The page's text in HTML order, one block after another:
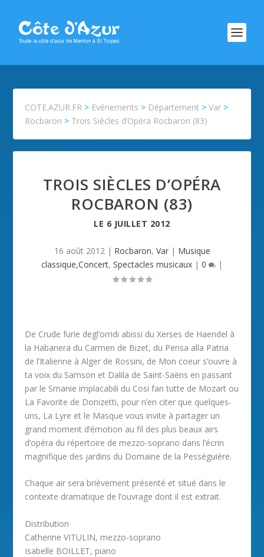
COTE.AZUR.FR > Evénements > Département >Var >
Rocbaron > Trois Siècles d’Opéra Rocbaron (83)
TROIS SIÈCLES D’OPÉRA
ROCBARON (83)
LE 6 JUILLET 2012
16 août 2012| Rocbaron, Var| Musique
classique,Concert, Spectacles musicaux | 0 |
De Crude furie degl’orridi abissi du Xerses de Haendel à
la Habanera du Carmen de Bizet, du Pensa alla Patria
de l’Italienne à Alger de Rossini, de Mon coeur s’ouvre à
ta voix du Samson et Dalila de Saint-Saëns en passant
par le Smanie implacabili du Cosi fan tutte de Mozart ou
La Favorite de Donizetti, pour n’en citer que quelques-
uns, La Lyre et le Masque vous invite à partager un
grand moment d’émotion au fil des plus beaux airs
d’opéra du répertoire de mezzo-soprano dans l’écrin
magnifique des jardins du Domaine de la Pességuière.
Chaque air sera brièvement présenté et situé dans le
contexte dramatique de l’ouvrage dont il est extrait.
Distribution
Catherine VITULIN, mezzo-soprano
Isabelle BOILLET, piano